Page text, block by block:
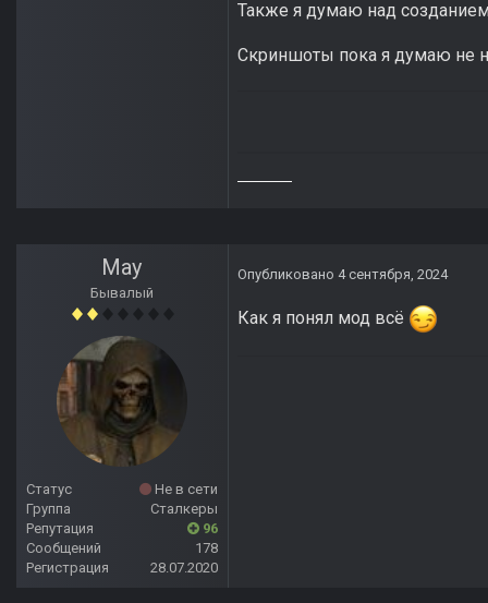
Также я думаю над созданием
Скриншоты пока я думаю не
May
Бывалый
Статус
Не в сети
Группа
Сталкеры
Репутация
96
Сообщений
178
Регистрация
28.07.2020
Опубликовано 4 сентября, 2024
Как я понял мод всё